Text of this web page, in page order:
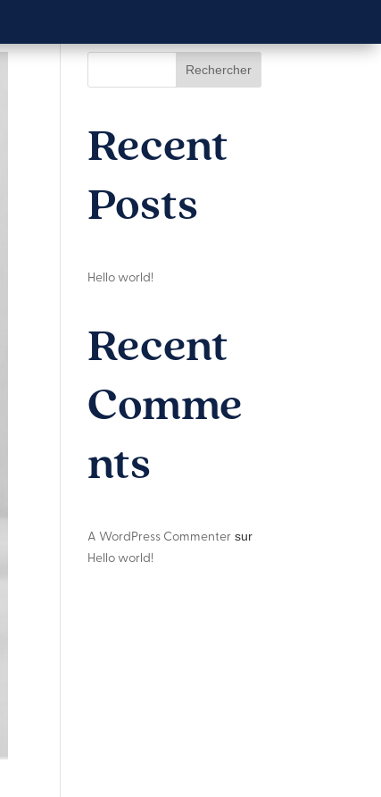
Rechercher
Recent
Posts
Hello world!
Recent
Comme
nts
A WordPress Commenter sur
Hello world!